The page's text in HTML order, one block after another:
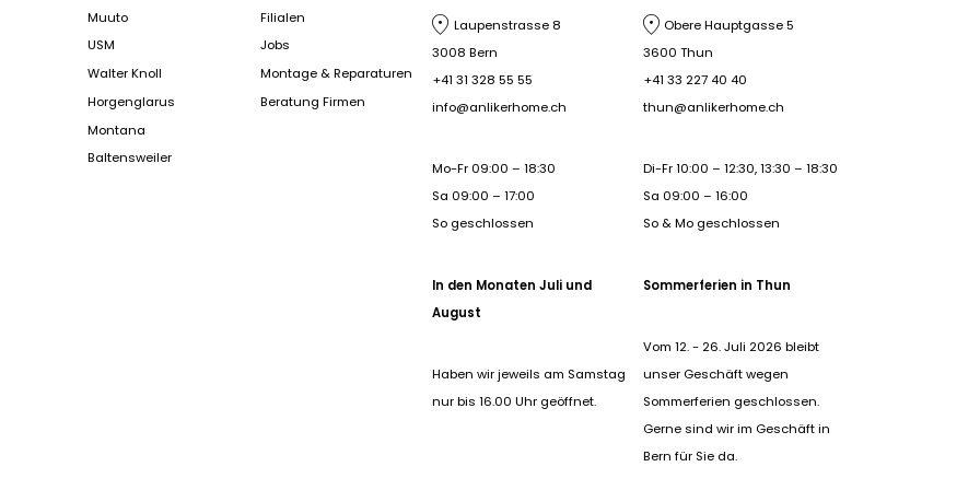
Muuto
USM
Walter Knoll
Horgenglarus
Montana
Baltensweiler
Filialen
Jobs
Montage & Reparaturen
Beratung Firmen
Laupenstrasse 8
3008 Bern
+41 31 328 55 55
info@anlikerhome.ch
Mo-Fr 09:00 – 18:30
Sa 09:00 – 17:00
So geschlossen
In den Monaten Juli und
August
Haben wir jeweils am Samstag
nur bis 16.00 Uhr geöffnet.
Obere Hauptgasse 5
3600 Thun
+41 33 227 40 40
thun@anlikerhome.ch
Di-Fr 10:00 – 12:30, 13:30 – 18:30
Sa 09:00 – 16:00
So & Mo geschlossen
Sommerferien in Thun
Vom 12. - 26. Juli 2026 bleibt
unser Geschäft wegen
Sommerferien geschlossen.
Gerne sind wir im Geschäft in
Bern für Sie da.